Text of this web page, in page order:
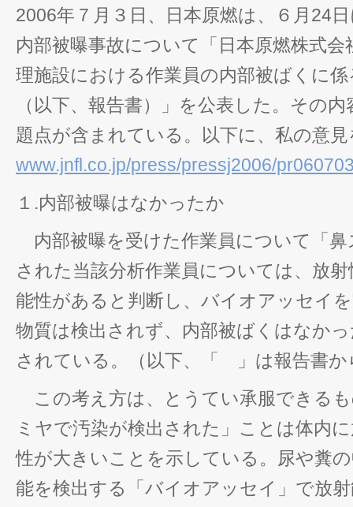
2006年７月３日、日本原燃は、６月24
内部被曝事故について「日本原燃株式会
理施設における作業員の内部被ばくに
（以下、報告書）」を公表した。その
題点が含まれている。以下に、私の意
www.jnfl.co.jp/press/pressj2006/
１.内部被曝はなかったか
内部被曝を受けた作業員について「鼻
された当該分析作業員については、放
能性があると判断し、バイオアッセイ
物質は検出されず、内部被ばくはなか
されている。（以下、「 」は報告書か
この考え方は、とうてい承服できる
ミヤで汚染が検出された」ことは体内
性が大きいことを示している。尿や糞
能を検出する「バイオアッセイ」で放